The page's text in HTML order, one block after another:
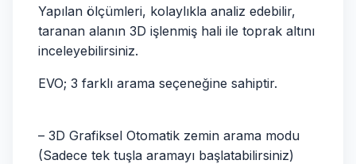
Yapılan ölçümleri, kolaylıkla analiz edebilir,
taranan alanın 3D işlenmiş hali ile toprak altını
inceleyebilirsiniz.
EVO; 3 farklı arama seçeneğine sahiptir.
– 3D Grafiksel Otomatik zemin arama modu
(Sadece tek tuşla aramayı başlatabilirsiniz)